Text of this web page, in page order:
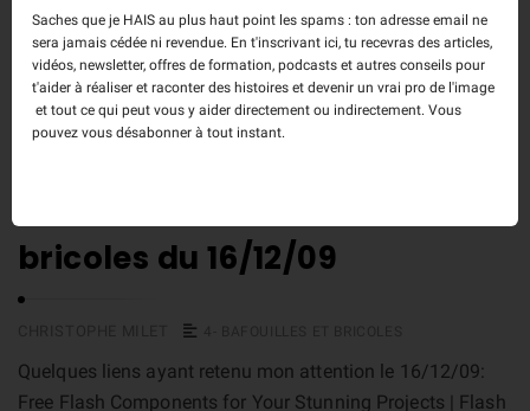
commentaires sont traitées.
bricoles du 16/12/09
Quelques liens ayant retenu mon attention le 16/12/09:
Free Flash Components for Your Stunning Projects | Flash
Saches que je HAIS au plus haut point les spams : ton adresse email ne
sera jamais cédée ni revendue. En t'inscrivant ici, tu recevras des articles,
vidéos, newsletter, offres de formation, podcasts et autres conseils pour
t'aider à réaliser et raconter des histoires et devenir un vrai pro de l'image
et tout ce qui peut vous y aider directement ou indirectement. Vous
pouvez vous désabonner à tout instant.